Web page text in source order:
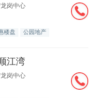
岗中心
楼盘 公园地产
江湾
岗中心